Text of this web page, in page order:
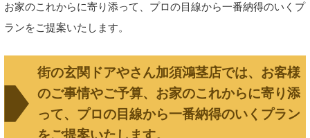
お家のこれからに寄り添って、プロの目線から一番納得のいくプ
ランをご提案いたします。
街の玄関ドアやさん加須鴻茎店では、お客様
のご事情やご予算、お家のこれからに寄り添
って、プロの目線から一番納得のいくプラン
をご提案いたします。